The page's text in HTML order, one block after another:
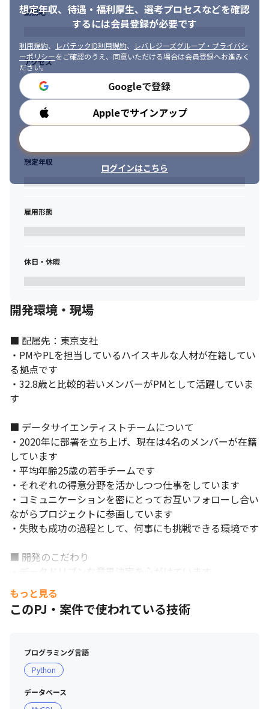
■ この仕事の面白み、魅力（共通）
・世の中に広く知られているサービスを、実際に動かしているや
りがいがあります
・自分一人では達成できないことをチームで協力して成し遂げる
面白さがあります
・AI/データサイエンス領域に力を入れているため、裁量権を持
ち、グループをリードするような幅広い業務に携われます
・日本最大級の検索/情報ポータルサイトやプロバスケットチーム
の分析など多様な分析ができます
・新しい事業部なので裁量が多く、企業をリードするような幅広
い業務に挑戦できます
ワークライフバランス認証企業です。
沖縄・東京・仙台に拠点があります。
想定年収、待遇・福利厚生、 選考プロセスなどを確認
するには会員登録が必要です
利用規約、 レバテックID利用規約、
レバレジーズグループ・プライバシ
ーポリシーをご確認のうえ、同意いただける場合は会員登録へお進みく
ださい。
Googleで登録
Appleでサインアップ
ログインはこちら
勤務地
アクセス
勤務時間
想定年収
雇用形態
休日・休暇
開発環境・現場
■ 配属先：東京支社
・PMやPLを担当しているハイスキルな人材が在籍してい
る拠点です
・32.8歳と比較的若いメンバーがPMとして活躍していま
す
■ データサイエンティストチームについて
・2020年に部署を立ち上げ、現在は4名のメンバーが在籍
しています
・平均年齢25歳の若手チームです
・それぞれの得意分野を活かしつつ仕事をしています
・コミュニケーションを密にとってお互いフォローし合い
ながらプロジェクトに参画しています
・失敗も成功の過程として、何事にも挑戦できる環境です
■ 開発のこだわり
・データドリブンな意思決定を心がけています
・各メンバーが開発に関する提案と活発なディスカッショ
ンを行い、より良いプロダクトを開発することを目指して
います
・エンジニアの提案が通りやすい環境のため、モダンな技
術にも積極的に挑戦できます
・女性の働きやすさを実現するための委員会を設置してお
り、その取り組みが認められ2019年に「JAPAN WOMEN
もっと見る
このPJ・案件で使われている技術
プログラミング言語
Python
データベース